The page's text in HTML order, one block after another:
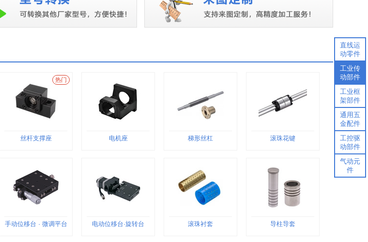
热门
丝杆支撑座 电机座 梯形丝杠 滚珠花键
手动位移台 · 微调平台 电动位移台·旋转台 滚珠衬套 导柱导套
直线运
动零件
工业传
动部件
工业框
架部件
通用五
金配件
工控驱
动部件
气动元
件